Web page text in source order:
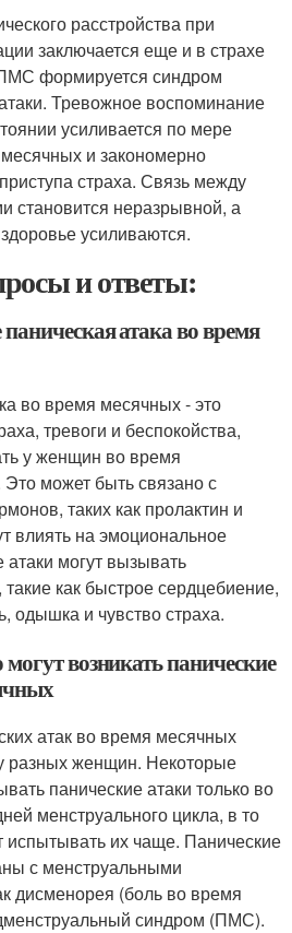
расстройства при
заключается еще и в страхе
формируется синдром
Тревожное воспоминание
усиливается по мере
и закономерно
страха. Связь между
становится неразрывной, а
усиливаются.
и ответы:
атака во время
во время месячных - это
тревоги и беспокойства,
у женщин во время
Это может быть связано с
таких как пролактин и
влиять на эмоциональное
могут вызывать
как быстрое сердцебиение,
одышка и чувство страха.
возникать панические
атак во время месячных
разных женщин. Некоторые
панические атаки только во
менструального цикла, в то
испытывать их чаще. Панические
с менструальными
дисменорея (боль во время
синдром (ПМС).